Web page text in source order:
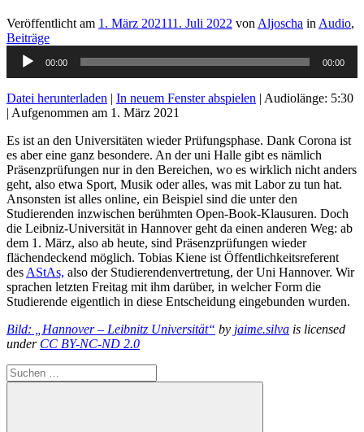
Veröffentlicht am 1. März 202111. Juli 2022 von Aljoscha in Audio,
Beiträge
Audio-
Player
00:00 00:00
Datei herunterladen | In neuem Fenster abspielen | Audiolänge: 5:30
| Aufgenommen am 1. März 2021
Es ist an den Universitäten wieder Prüfungsphase. Dank Corona ist
es aber eine ganz besondere. An der uni Halle gibt es nämlich
Präsenzprüfungen nur in den Bereichen, wo es wirklich nicht anders
geht, also etwa Sport, Musik oder alles, was mit Labor zu tun hat.
Ansonsten ist alles online, ein Beispiel sind die unter den
Studierenden inzwischen berühmten Open-Book-Klausuren. Doch
die Leibniz-Universität in Hannover geht da einen anderen Weg: ab
dem 1. März, also ab heute, sind Präsenzprüfungen wieder
flächendeckend möglich. Tobias Kiene ist Öffentlichkeitsreferent
des AStAs, also der Studierendenvertretung, der Uni Hannover. Wir
sprachen letzten Freitag mit ihm darüber, in welcher Form die
Studierende eigentlich in diese Entscheidung eingebunden wurden.
Bild: „Hannover – Leibnitz Universität“ by jaime.silva is licensed
under CC BY-NC-ND 2.0
Suche
nach: